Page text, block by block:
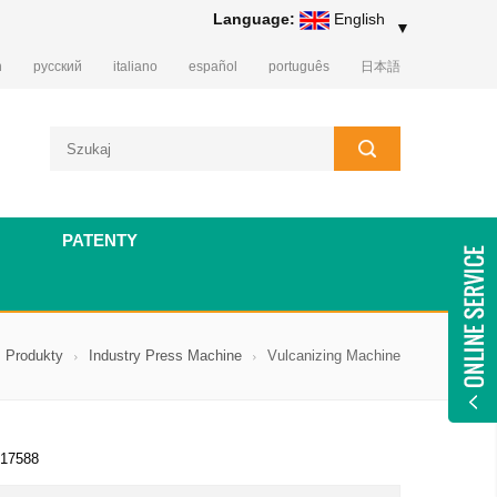
Language: English ▼
русский italiano español português 日本語
PATENTY
Produkty Industry Press Machine Vulcanizing Machine